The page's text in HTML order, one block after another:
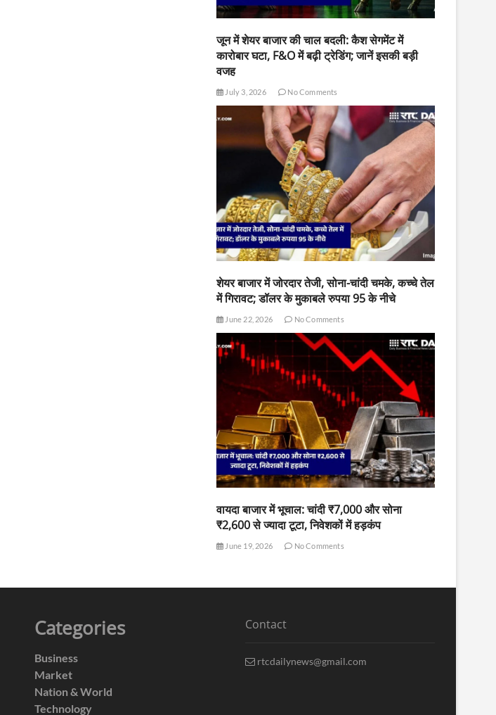
जून में शेयर बाजार की चाल बदली: कैश सेगमेंट में
कारोबार घटा, F&O में बढ़ी ट्रेडिंग; जानें इसकी बड़ी
वजह
July 3, 2026 No Comments
शेयर बाजार में जोरदार तेजी, सोना-चांदी चमके, कच्चे तेल
में गिरावट; डॉलर के मुकाबले रुपया 95 के नीचे
June 22, 2026 No Comments
वायदा बाजार में भूचाल: चांदी ₹7,000 और सोना
₹2,600 से ज्यादा टूटा, निवेशकों में हड़कंप
June 19, 2026 No Comments
Categories
Business
Market
Nation & World
Technology
Contact
rtcdailynews@gmail.com